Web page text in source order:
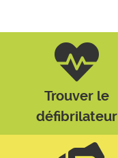
Trouver le
défibrilateur